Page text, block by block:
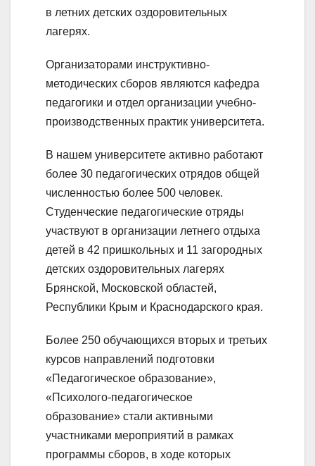
в летних детских оздоровительных
лагерях.
Организаторами инструктивно-
методических сборов являются кафедра
педагогики и отдел организации учебно-
производственных практик университета.
В нашем университете активно работают
более 30 педагогических отрядов общей
численностью более 500 человек.
Студенческие педагогические отряды
участвуют в организации летнего отдыха
детей в 42 пришкольных и 11 загородных
детских оздоровительных лагерях
Брянской, Московской областей,
Республики Крым и Краснодарского края.
Более 250 обучающихся вторых и третьих
курсов направлений подготовки
«Педагогическое образование»,
«Психолого-педагогическое
образование» стали активными
участниками мероприятий в рамках
программы сборов, в ходе которых